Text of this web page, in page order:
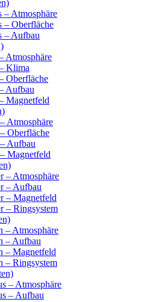
– Atmosphäre
– Oberfläche
– Aufbau
Atmosphäre
Klima
Oberfläche
Aufbau
Magnetfeld
Atmosphäre
Oberfläche
Aufbau
Magnetfeld
– Atmosphäre
– Aufbau
– Magnetfeld
– Ringsystem
– Atmosphäre
– Aufbau
– Magnetfeld
– Ringsystem
– Atmosphäre
– Aufbau